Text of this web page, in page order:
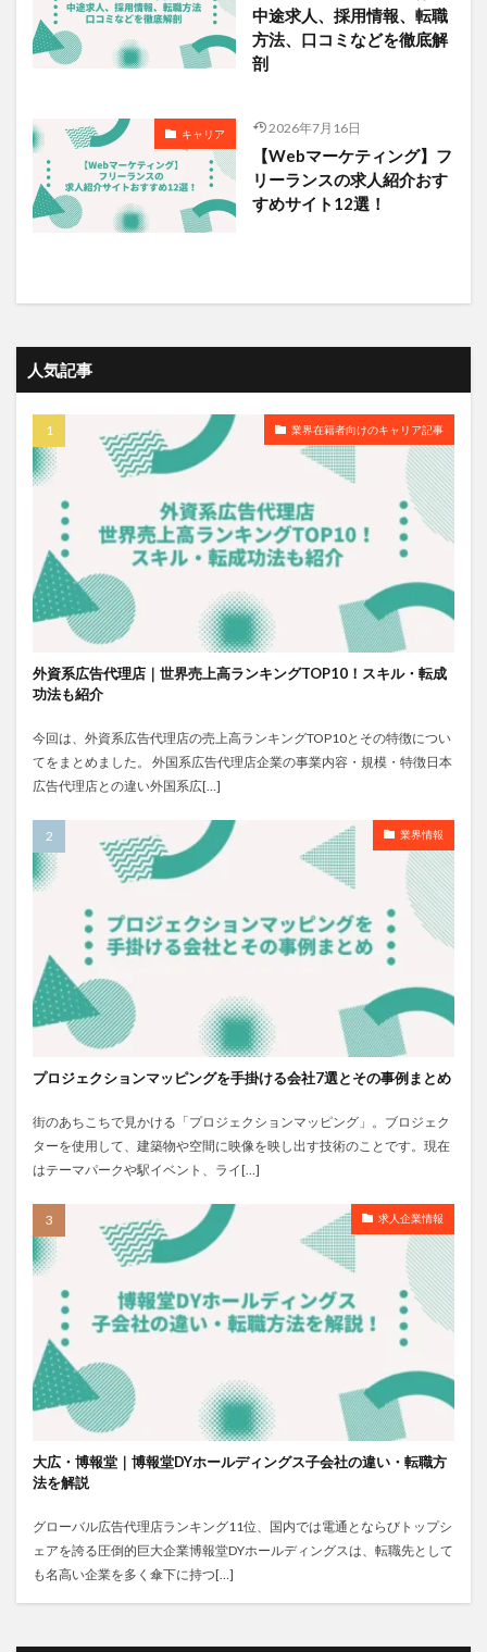
中途求人、採用情報、転職
方法、口コミなどを徹底解
剖
キャリア 2026年7月16日
【Webマーケティング】フ
リーランスの求人紹介おす
すめサイト12選！
人気記事
業界在籍者向けのキャリア記事
外資系広告代理店｜世界売上高ランキングTOP10！スキル・転成
功法も紹介
今回は、外資系広告代理店の売上高ランキングTOP10とその特徴につい
てをまとめました。 外国系広告代理店企業の事業内容・規模・特徴日本
広告代理店との違い外国系広[…]
業界情報
プロジェクションマッピングを手掛ける会社7選とその事例まとめ
街のあちこちで見かける「プロジェクションマッピング」。ブロジェク
ターを使用して、建築物や空間に映像を映し出す技術のことです。現在
はテーマパークや駅イベント、ライ[…]
求人企業情報
大広・博報堂｜博報堂DYホールディングス子会社の違い・転職方
法を解説
グローバル広告代理店ランキング11位、国内では電通とならびトップシ
ェアを誇る圧倒的巨大企業博報堂DYホールディングスは、転職先として
も名高い企業を多く傘下に持つ[…]